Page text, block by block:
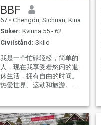
BBF
67 • Chengdu, Sichuan, Kina
Söker: Kvinna 55 - 62
Civilstånd: Skild
我是一个忙碌轻松，简单的
人，现在我享受着悠闲的退
休生活，拥有自由的时间。
热爱世界、运动和旅游。 情